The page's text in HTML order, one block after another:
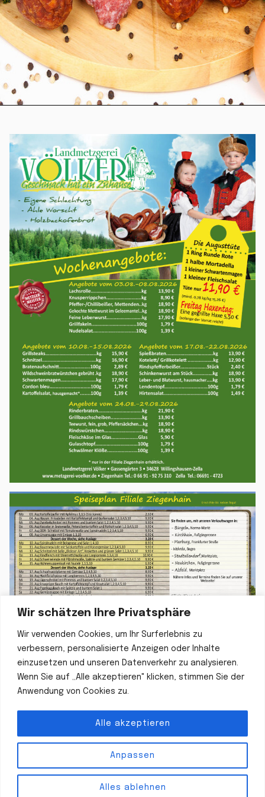
Wir schätzen Ihre Privatsphäre
Wir verwenden Cookies, um Ihr Surferlebnis zu
verbessern, personalisierte Anzeigen oder Inhalte
einzusetzen und unseren Datenverkehr zu analysieren.
Wenn Sie auf „Alle akzeptieren" klicken, stimmen Sie der
Anwendung von Cookies zu.
Anpassen
Alles ablehnen
Alle akzeptieren